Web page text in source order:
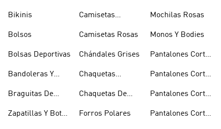
Bikinis
Bolsos
Bolsas Deportivas
Bandoleras Y
Hombro
Braguitas De
Zapatillas Y Botas
Camisetas
Camisetas Rosas
Chándales Grises
Chaquetas
Acolchados
Chaquetas De
Forros Polares
Mochilas Rosas
Monos Y Bodies
Pantalones Cortos
Pantalones Cortos
Pantalones Cortos
Pantalones Cortos